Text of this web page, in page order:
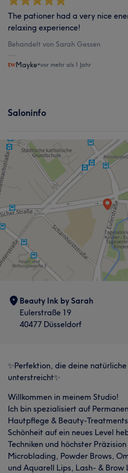
The pationer had a very nice
relaxing experience!
Behandelt von Sarah Gessen
Mayke•vor mehr als 1 Jahr
Saloninfo
Beauty Ink by Sarah
Eulerstraße 19
40477 Düsseldorf
✨Perfektion, die deine
unterstreicht✨
Willkommen in meinem Studio!
Ich bin spezialisiert auf
Hautpflege & Beauty-
Schönheit auf ein neues Level
Techniken und höchster
Microblading, Powder Brows,
und Aquarell Lips, Lash- & Brow